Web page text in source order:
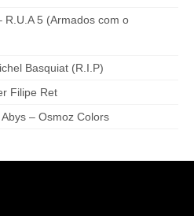
R.U.A 5 (Armados com o
Basquiat (R.I.P)
Filipe Ret
– Osmoz Colors